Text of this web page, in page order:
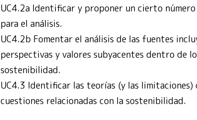
UC4.2a Identificar y proponer un cierto
para el análisis.
UC4.2b Fomentar el análisis de las fuentes
perspectivas y valores subyacentes dentro de
sostenibilidad.
UC4.3 Identificar las teorías (y las
cuestiones relacionadas con la sostenibilidad.